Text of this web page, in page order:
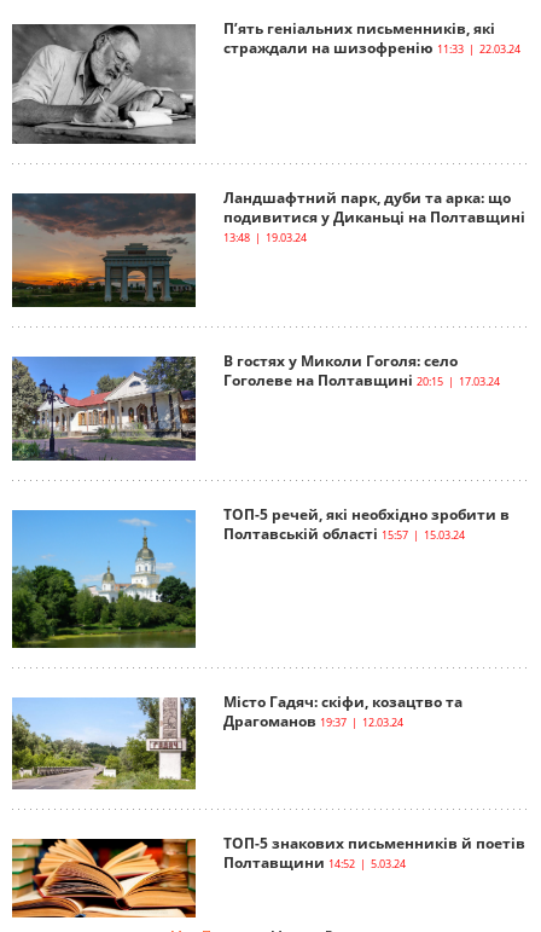
П’ять геніальних письменників, які
страждали на шизофренію 11:33 | 22.03.24
Ландшафтний парк, дуби та арка: що
подивитися у Диканьці на Полтавщині
13:48 | 19.03.24
В гостях у Миколи Гоголя: село
Гоголеве на Полтавщині 20:15 | 17.03.24
ТОП-5 речей, які необхідно зробити в
Полтавській області 15:57 | 15.03.24
Місто Гадяч: скіфи, козацтво та
Драгоманов 19:37 | 12.03.24
ТОП-5 знакових письменників й поетів
Полтавщини 14:52 | 5.03.24